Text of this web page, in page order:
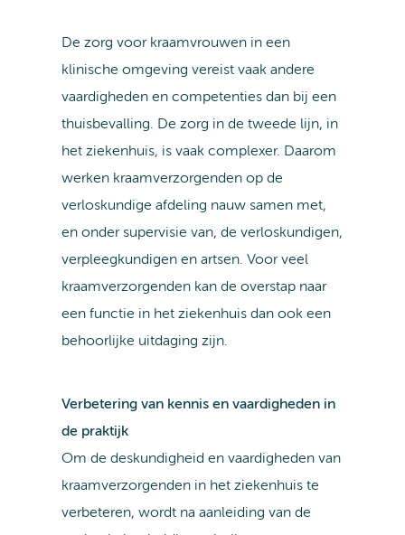
De zorg voor kraamvrouwen in een
klinische omgeving vereist vaak andere
vaardigheden en competenties dan bij een
thuisbevalling. De zorg in de tweede lijn, in
het ziekenhuis, is vaak complexer. Daarom
werken kraamverzorgenden op de
verloskundige afdeling nauw samen met,
en onder supervisie van, de verloskundigen,
verpleegkundigen en artsen. Voor veel
kraamverzorgenden kan de overstap naar
een functie in het ziekenhuis dan ook een
behoorlijke uitdaging zijn.
Verbetering van kennis en vaardigheden in
de praktijk
Om de deskundigheid en vaardigheden van
kraamverzorgenden in het ziekenhuis te
verbeteren, wordt na aanleiding van de